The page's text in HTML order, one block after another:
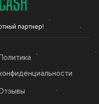
на банковскую
тем, кто хочет
действий.
удобный интерфейс,
партнер!